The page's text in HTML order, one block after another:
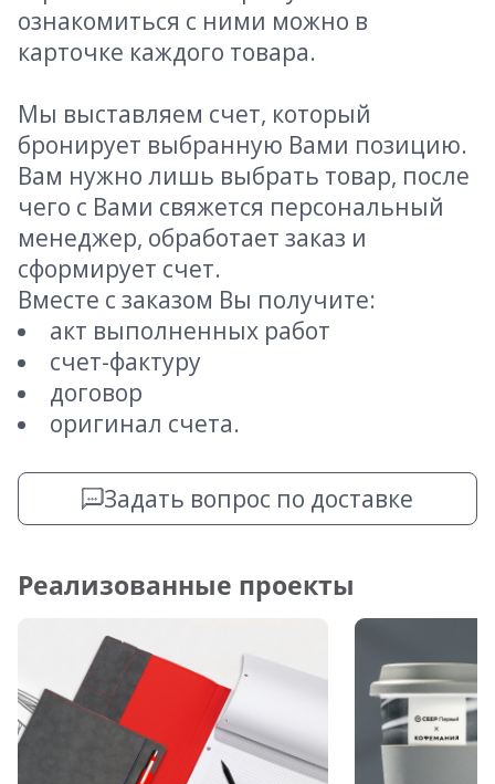
ознакомиться с ними можно в
карточке каждого товара.
Мы выставляем счет, который
бронирует выбранную Вами позицию.
Вам нужно лишь выбрать товар, после
чего с Вами свяжется персональный
менеджер, обработает заказ и
сформирует счет.
Вместе с заказом Вы получите:
акт выполненных работ
счет-фактуру
договор
оригинал счета.
Задать вопрос по доставке
Реализованные проекты